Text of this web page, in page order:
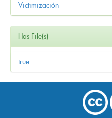
Victimización
Has File(s)
true